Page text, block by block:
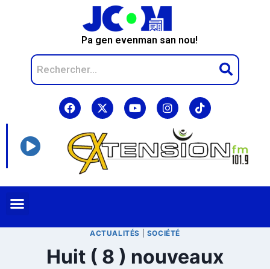
Pa gen evenman san nou!
ACTUALITÉS SOCIÉTÉ
Huit ( 8 ) nouveaux